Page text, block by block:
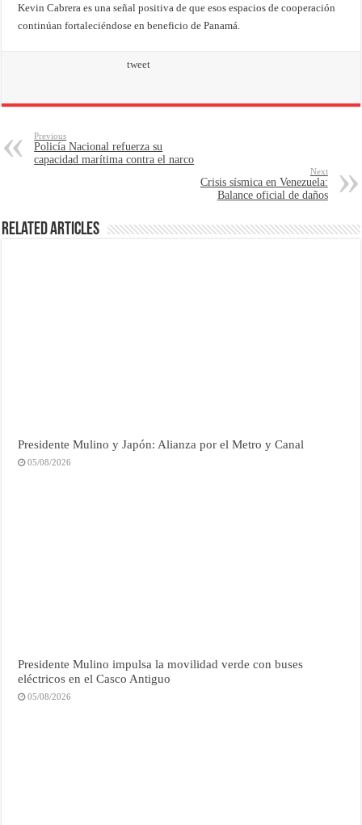
Kevin Cabrera es una señal positiva de que esos espacios de cooperación
continúan fortaleciéndose en beneficio de Panamá.
tweet
Previous
Policía Nacional refuerza su
capacidad marítima contra el narco
Next
Crisis sísmica en Venezuela:
Balance oficial de daños
Related Articles
Presidente Mulino y Japón: Alianza por el Metro y Canal
05/08/2026
Presidente Mulino impulsa la movilidad verde con buses
eléctricos en el Casco Antiguo
05/08/2026